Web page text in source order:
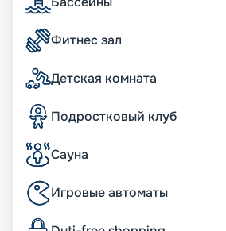
включая Smart TV, легкое
телефон с голосовой почтой;
беспроводная зарядная станция
прикроватных тумбочках;
система индивидуального
24 часа в сутки консьерж-
24 часа в сутки обслуживание
24 часа в сутки батлер-сервис
резиденций);
24 часа в сутки услуги
взиматься дополнительная
Фитнес зал
Детская комната
Подростковый клуб
Сауна
Игровые автоматы